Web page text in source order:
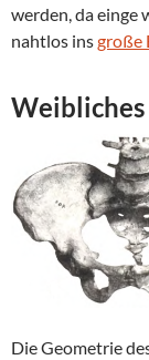
werden, da einge
nahtlos insgroße
Weibliches
Die Geometrie